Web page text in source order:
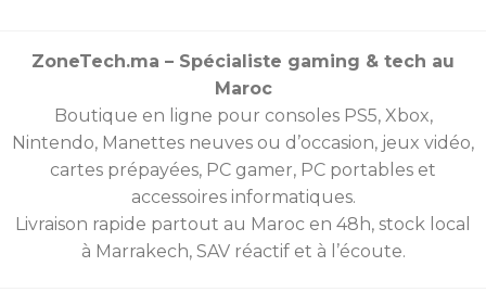
ZoneTech.ma – Spécialiste gaming & tech au
Maroc
Boutique en ligne pour consoles PS5, Xbox,
Nintendo, Manettes neuves ou d’occasion, jeux vidéo,
cartes prépayées, PC gamer, PC portables et
accessoires informatiques.
Livraison rapide partout au Maroc en 48h, stock local
à Marrakech, SAV réactif et à l’écoute.